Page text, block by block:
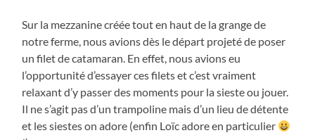
Sur la mezzanine créée tout en haut de la grange de
notre ferme, nous avions dès le départ projeté de poser
un filet de catamaran. En effet, nous avions eu
l’opportunité d’essayer ces filets et c’est vraiment
relaxant d’y passer des moments pour la sieste ou jouer.
Il ne s’agit pas d’un trampoline mais d’un lieu de détente
et les siestes on adore (enfin Loïc adore en particulier